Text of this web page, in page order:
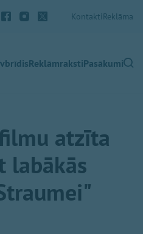
KontaktiReklāma
ReklāmrakstiPasākumi
atzīta
labākās